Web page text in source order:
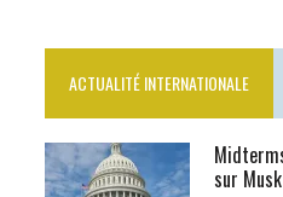
ACTUALITÉ INTERNATIONALE
sur